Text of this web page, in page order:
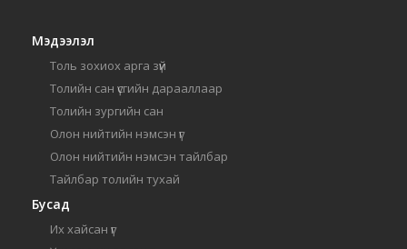
Мэдээлэл
Толь зохиох арга зүй
Толийн сан үсгийн дарааллаар
Толийн зургийн сан
Олон нийтийн нэмсэн үг
Олон нийтийн нэмсэн тайлбар
Тайлбар толийн тухай
Бусад
Их хайсан үг